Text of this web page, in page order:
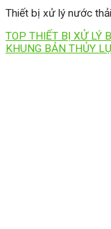
Thiết bị xử lý nước
TOP THIẾT BỊ XỬ LÝ
KHUNG BẢN THỦY